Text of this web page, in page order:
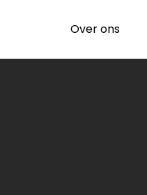
Over ons